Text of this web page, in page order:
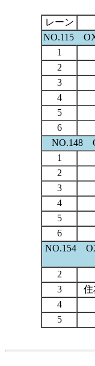
レーン
NO.115
1
2
3
4
5
6
NO.148
1
2
3
4
5
6
NO.154
2
3
住
4
5